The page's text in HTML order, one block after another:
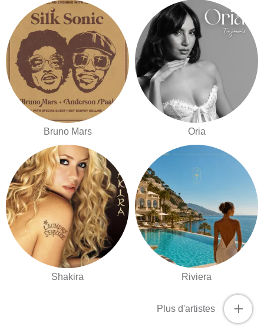
Bruno Mars Oria
Shakira Riviera
+
Plus d'artistes